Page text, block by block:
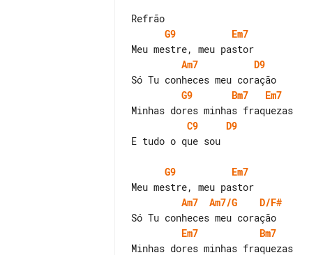
G9
Em7
Am7
D9
G9
Bm7
Em7
C9
D9
E tudo o que sou
G9
Em7
Am7
Am7/G
D/F#
Em7
Bm7